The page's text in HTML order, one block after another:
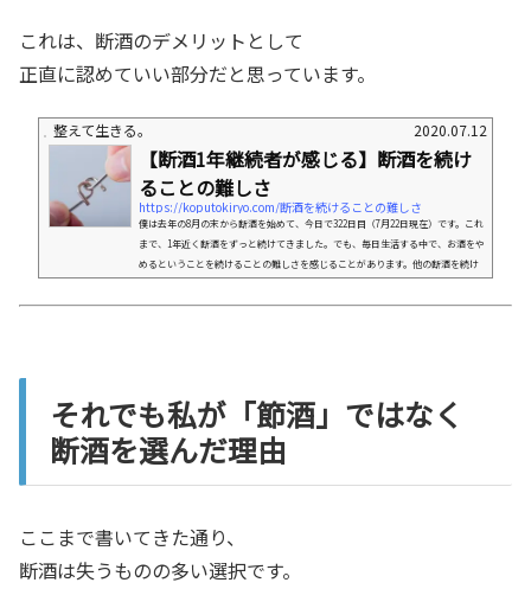
これは、断酒のデメリットとして
正直に認めていい部分だと思っています。
整えて生きる。 2020.07.12
【断酒1年継続者が感じる】断酒を続け
ることの難しさ
https://koputokiryo.com/断酒を続けることの難しさ
僕は去年の8月の末から断酒を始めて、今日で322日目（7月22日現在）です。これ
まで、1年近く断酒をずっと続けてきました。でも、毎日生活する中で、お酒をや
めるということを続けることの難しさを感じることがあります。他の断酒を続け
ず、基本的に、人間が一度知ってしまった快楽を抑制し続けるということは、と
それでも私が「節酒」ではなく
断酒を選んだ理由
ここまで書いてきた通り、
断酒は失うものの多い選択です。